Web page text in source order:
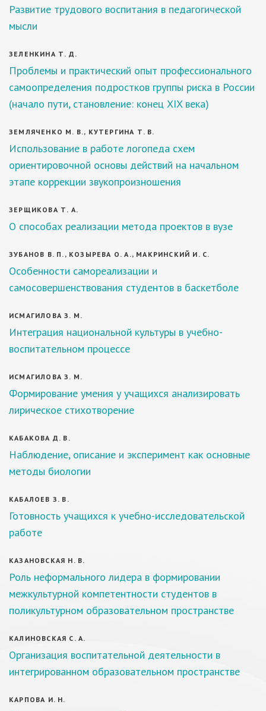
Развитие трудового воспитания в педагогической
мысли
ЗЕЛЕНКИНА Т. Д.
Проблемы и практический опыт профессионального
самоопределения подростков группы риска в России
(начало пути, становление: конец XIX века)
ЗЕМЛЯЧЕНКО М. В., КУТЕРГИНА Т. В.
Использование в работе логопеда схем
ориентировочной основы действий на начальном
этапе коррекции звукопроизношения
ЗЕРЩИКОВА Т. А.
О способах реализации метода проектов в вузе
ЗУБАНОВ В. П., КОЗЫРЕВА О. А., МАКРИНСКИЙ И. С.
Особенности самореализации и
самосовершенствования студентов в баскетболе
ИСМАГИЛОВА З. М.
Интеграция национальной культуры в учебно-
воспитательном процессе
ИСМАГИЛОВА З. М.
Формирование умения у учащихся анализировать
лирическое стихотворение
КАБАКОВА Д. В.
Наблюдение, описание и эксперимент как основные
методы биологии
КАБАЛОЕВ З. В.
Готовность учащихся к учебно-исследовательской
работе
КАЗАНОВСКАЯ Н. В.
Роль неформального лидера в формировании
межкультурной компетентности студентов в
поликультурном образовательном пространстве
КАЛИНОВСКАЯ С. А.
Организация воспитательной деятельности в
интегрированном образовательном пространстве
КАРПОВА И. Н.